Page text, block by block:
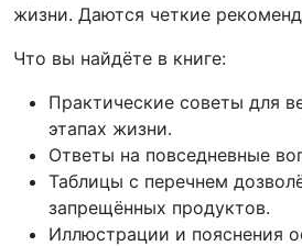
жизни. Даются четкие
Что вы найдёте в книге:
Практические советы для
этапах жизни.
Ответы на повседневные
Таблицы с перечнем
запрещённых продуктов.
Иллюстрации и пояснения